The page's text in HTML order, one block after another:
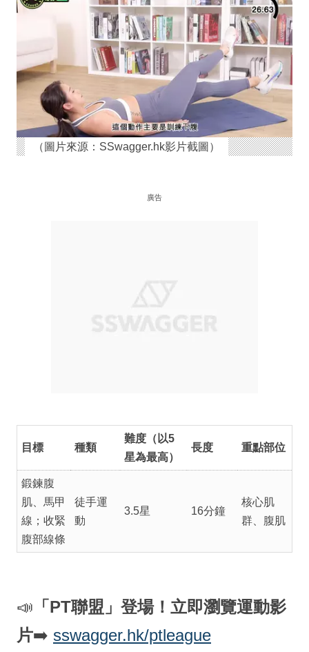
（圖片來源：SSwagger.hk影片截圖）
廣告
目標 種類
難度（以5
星為最高）
長度 重點部位
鍛鍊腹
肌、馬甲
線；收緊
腹部線條
徒手運
動
3.5星 16分鐘
核心肌
群、腹肌
📣 「PT聯盟」登場！立即瀏覽運動影
片➡️ sswagger.hk/ptleague